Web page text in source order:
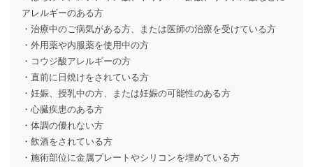
アレルギーのある方
・治療中のご病気がある方、または医師の治療を受けている方
・外用薬や内服薬を使用中の方
・コウジ酸アレルギーの方
・直前に日焼けをされている方
・妊娠、授乳中の方、または妊娠の可能性のある方
・心臓疾患のある方
・体調の優れない方
・飲酒をされている方
・施術部位に金属プレートやシリコンを埋めている方